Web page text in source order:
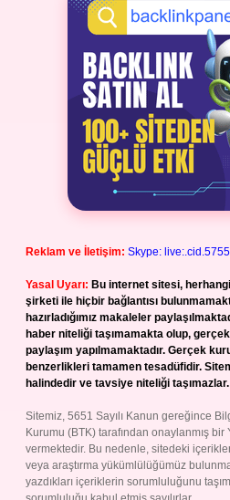
Reklam ve İletişim: Skype:
Yasal Uyarı: Bu internet sitesi,
şirketi ile hiçbir bağlantısı
hazırladığımız makaleler
haber niteliği taşımamakta olup,
paylaşım yapılmamaktadır. Gerçek
benzerlikleri tamamen tesadüfidir.
halindedir ve tavsiye niteliği taşımazlar.
Sitemiz, 5651 Sayılı Kanun gereğince
Kurumu (BTK) tarafından onaylanmış bir
vermektedir. Bu nedenle, sitedeki
veya araştırma yükümlülüğümüz
yazdıkları içeriklerin sorumluluğunu